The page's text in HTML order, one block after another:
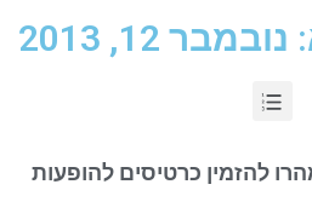
12, 2013
להזמין כרטיסים להופעות